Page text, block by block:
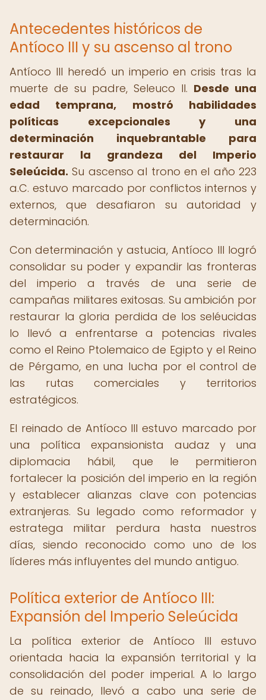
Antecedentes históricos de
Antíoco III y su ascenso al trono
Antíoco III heredó un imperio en crisis tras la
muerte de su padre, Seleuco II. Desde una
edad temprana, mostró habilidades
políticas excepcionales y una
determinación inquebrantable para
restaurar la grandeza del Imperio
Seleúcida. Su ascenso al trono en el año 223
a.C. estuvo marcado por conflictos internos y
externos, que desafiaron su autoridad y
determinación.
Con determinación y astucia, Antíoco III logró
consolidar su poder y expandir las fronteras
del imperio a través de una serie de
campañas militares exitosas. Su ambición por
restaurar la gloria perdida de los seléucidas
lo llevó a enfrentarse a potencias rivales
como el Reino Ptolemaico de Egipto y el Reino
de Pérgamo, en una lucha por el control de
las rutas comerciales y territorios
estratégicos.
El reinado de Antíoco III estuvo marcado por
una política expansionista audaz y una
diplomacia hábil, que le permitieron
fortalecer la posición del imperio en la región
y establecer alianzas clave con potencias
extranjeras. Su legado como reformador y
estratega militar perdura hasta nuestros
días, siendo reconocido como uno de los
líderes más influyentes del mundo antiguo.
Política exterior de Antíoco III:
Expansión del Imperio Seleúcida
La política exterior de Antíoco III estuvo
orientada hacia la expansión territorial y la
consolidación del poder imperial. A lo largo
de su reinado, llevó a cabo una serie de